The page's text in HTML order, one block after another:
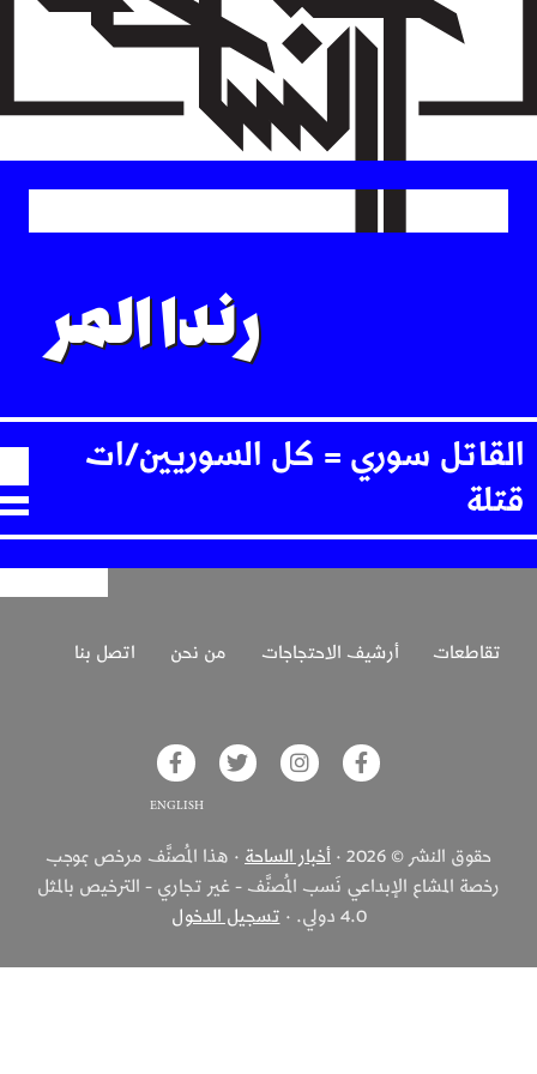
main
رندا المر
القاتل سوري = كل السوريين/ات
قتلة
تقاطعات أرشيف الاحتجاجات من نحن اتصل بنا
Akhbar Alsaha on Facebook
Akhbar Alsaha on Instagram
Alsaha on Twitter
on Facebook
حقوق النشر © 2026 · أخبار الساحة · هذا المُصنَّف مرخص بموجب
رخصة المشاع الإبداعي نَسب المُصنَّف - غير تجاري - الترخيص بالمثل
4.0 دولي. ·
تسجيل الدخول